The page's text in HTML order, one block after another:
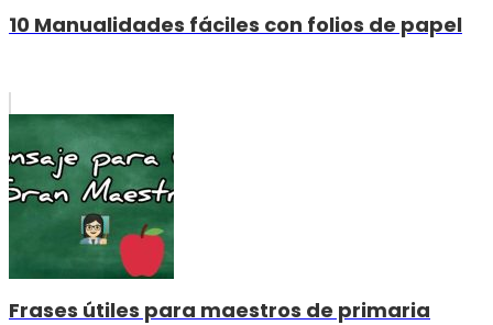
10 Manualidades fáciles con folios de papel
Frases útiles para maestros de primaria